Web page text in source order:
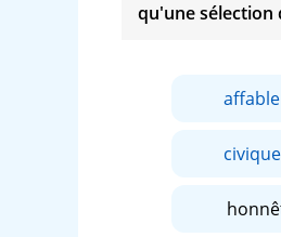
qu'une sélection
affable
civique